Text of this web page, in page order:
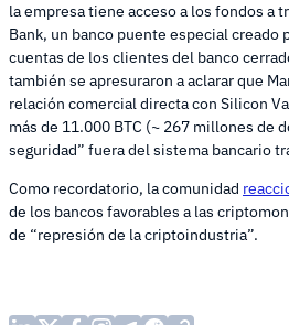
la empresa tiene acceso a los fondos a
Bank, un banco puente especial creado
cuentas de los clientes del banco
también se apresuraron a aclarar que
relación comercial directa con Silicon
más de 11.000 BTC (~ 267 millones de
seguridad” fuera del sistema bancario
Como recordatorio, la comunidad
de los bancos favorables a las
de “represión de la criptoindustria”.